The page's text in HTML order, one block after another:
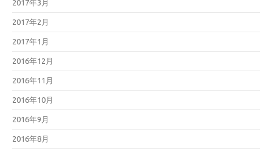
2017年3月
2017年2月
2017年1月
2016年12月
2016年11月
2016年10月
2016年9月
2016年8月